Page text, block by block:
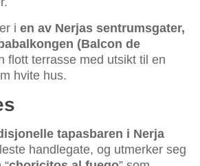
i en av Nerjas sentrumsgater,
(Balcon de
flott terrasse med utsikt til en
hvite hus.
tapasbaren i Nerja
handlegate, og utmerker seg